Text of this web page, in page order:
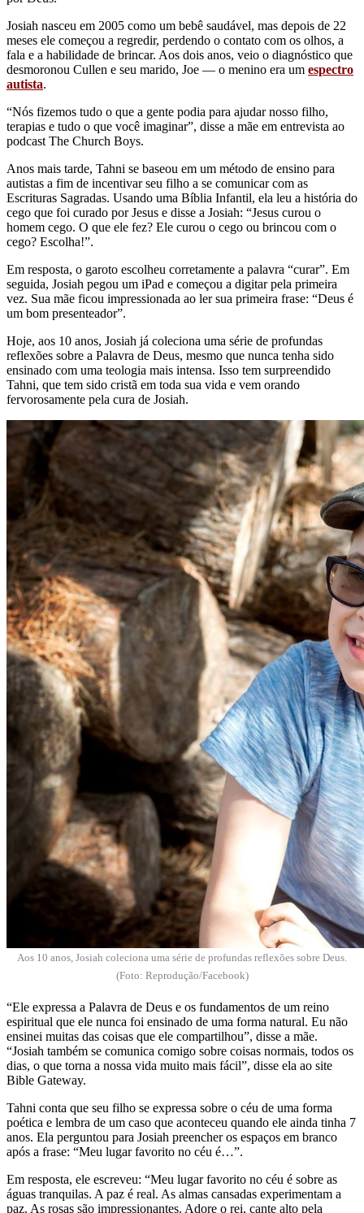
Josiah nasceu em 2005 como um bebê saudável, mas depois de 22
meses ele começou a regredir, perdendo o contato com os olhos, a
fala e a habilidade de brincar. Aos dois anos, veio o diagnóstico que
desmoronou Cullen e seu marido, Joe — o menino era um espectro
autista.
“Nós fizemos tudo o que a gente podia para ajudar nosso filho,
terapias e tudo o que você imaginar”, disse a mãe em entrevista ao
podcast The Church Boys.
Anos mais tarde, Tahni se baseou em um método de ensino para
autistas a fim de incentivar seu filho a se comunicar com as
Escrituras Sagradas. Usando uma Bíblia Infantil, ela leu a história do
cego que foi curado por Jesus e disse a Josiah: “Jesus curou o
homem cego. O que ele fez? Ele curou o cego ou brincou com o
cego? Escolha!”.
Em resposta, o garoto escolheu corretamente a palavra “curar”. Em
seguida, Josiah pegou um iPad e começou a digitar pela primeira
vez. Sua mãe ficou impressionada ao ler sua primeira frase: “Deus é
um bom presenteador”.
Hoje, aos 10 anos, Josiah já coleciona uma série de profundas
reflexões sobre a Palavra de Deus, mesmo que nunca tenha sido
ensinado com uma teologia mais intensa. Isso tem surpreendido
Tahni, que tem sido cristã em toda sua vida e vem orando
fervorosamente pela cura de Josiah.
Aos 10 anos, Josiah coleciona uma série de profundas reflexões sobre Deus.
(Foto: Reprodução/Facebook)
“Ele expressa a Palavra de Deus e os fundamentos de um reino
espiritual que ele nunca foi ensinado de uma forma natural. Eu não
ensinei muitas das coisas que ele compartilhou”, disse a mãe.
“Josiah também se comunica comigo sobre coisas normais, todos os
dias, o que torna a nossa vida muito mais fácil”, disse ela ao site
Bible Gateway.
Tahni conta que seu filho se expressa sobre o céu de uma forma
poética e lembra de um caso que aconteceu quando ele ainda tinha 7
anos. Ela perguntou para Josiah preencher os espaços em branco
após a frase: “Meu lugar favorito no céu é…”.
Em resposta, ele escreveu: “Meu lugar favorito no céu é sobre as
águas tranquilas. A paz é real. As almas cansadas experimentam a
paz. As rosas são impressionantes. Adore o rei, cante alto pela